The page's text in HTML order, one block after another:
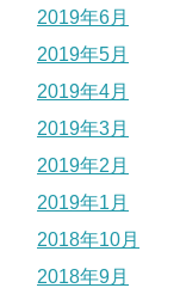
2019年6月
2019年5月
2019年4月
2019年3月
2019年2月
2019年1月
2018年10月
2018年9月